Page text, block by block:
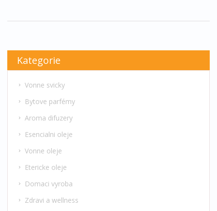
Kategorie
Vonne svicky
Bytove parfémy
Aroma difuzery
Esencialni oleje
Vonne oleje
Etericke oleje
Domaci vyroba
Zdravi a wellness